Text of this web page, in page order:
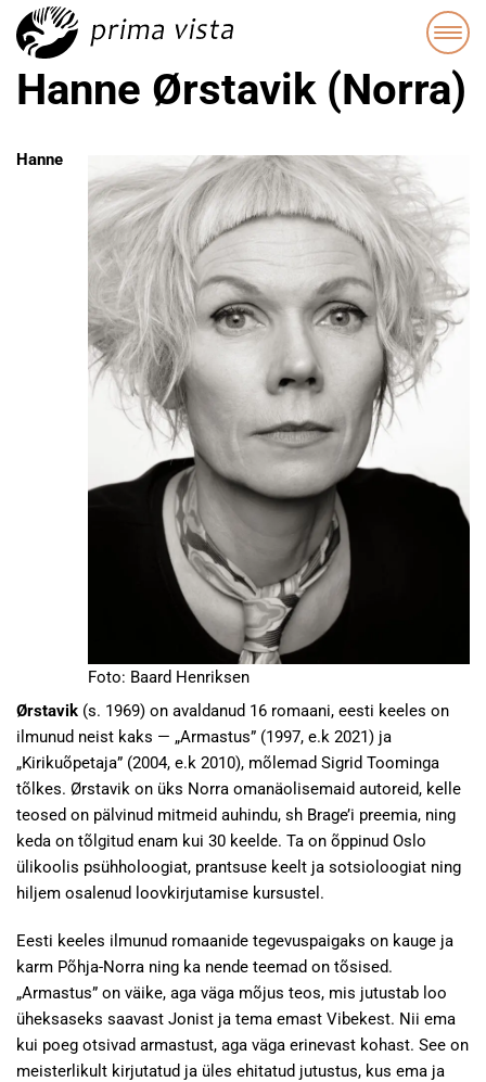
Hanne Ørstavik (Norra)
Foto: Baard Henriksen
Hanne
Ørstavik (s. 1969) on avaldanud 16 romaani, eesti keeles on
ilmunud neist kaks — „Armastus” (1997, e.k 2021) ja
„Kirikuõpetaja” (2004, e.k 2010), mõlemad Sigrid Toominga
tõlkes. Ørstavik on üks Norra omanäolisemaid autoreid, kelle
teosed on pälvinud mitmeid auhindu, sh Brage’i preemia, ning
keda on tõlgitud enam kui 30 keelde. Ta on õppinud Oslo
ülikoolis psühholoogiat, prantsuse keelt ja sotsioloogiat ning
hiljem osalenud loovkirjutamise kursustel.
Eesti keeles ilmunud romaanide tegevuspaigaks on kauge ja
karm Põhja-Norra ning ka nende teemad on tõsised.
„Armastus” on väike, aga väga mõjus teos, mis jutustab loo
üheksaseks saavast Jonist ja tema emast Vibekest. Nii ema
kui poeg otsivad armastust, aga väga erinevast kohast. See on
meisterlikult kirjutatud ja üles ehitatud jutustus, kus ema ja